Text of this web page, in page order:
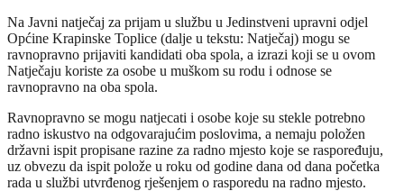
Na Javni natječaj za prijam u službu u Jedinstveni upravni odjel
Općine Krapinske Toplice (dalje u tekstu: Natječaj) mogu se
ravnopravno prijaviti kandidati oba spola, a izrazi koji se u ovom
Natječaju koriste za osobe u muškom su rodu i odnose se
ravnopravno na oba spola.
Ravnopravno se mogu natjecati i osobe koje su stekle potrebno
radno iskustvo na odgovarajućim poslovima, a nemaju položen
državni ispit propisane razine za radno mjesto koje se raspoređuju,
uz obvezu da ispit polože u roku od godine dana od dana početka
rada u službi utvrđenog rješenjem o rasporedu na radno mjesto.